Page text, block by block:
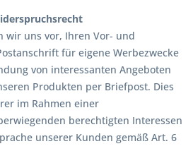
wir uns vor, Ihren Vor- und
für eigene Werbezwecke
von interessanten Angeboten
Produkten per Briefpost. Dies
im Rahmen einer
berechtigten Interessen
unserer Kunden gemäß Art. 6